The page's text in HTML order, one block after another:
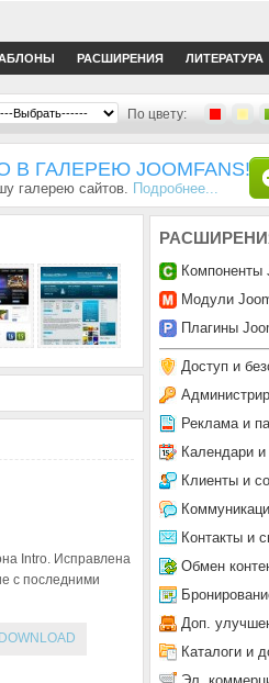
РАСШИРЕНИЯ ЛИТЕРАТУРА
По цвету:
В ГАЛЕРЕЮ JOOMFANS!
галерею сайтов. Подробнее...
Intro. Исправлена
с последними
Компоненты
Модули
Плагины
Доступ и
Реклама и
Календари
Клиенты и
Контакты и
Обмен
Доп.
Каталоги и
Эл.